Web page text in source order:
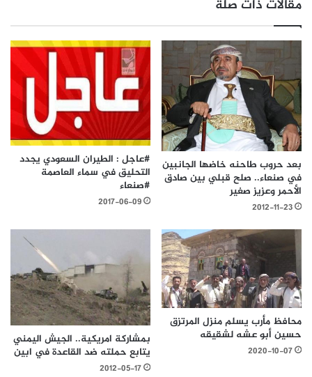
مقالات ذات صلة
بعد حروب طاحنه خاضها الجانبين
في صنعاء.. صلح قبلي بين صادق
الأحمر وعزيز صغير
2012-11-23
#عاجل : الطيران السعودي يجدد
التحليق في سماء العاصمة
#صنعاء
2017-06-09
محافظ مأرب يسلم منزل المرتزق
حسين أبو عشه لشقيقه
2020-10-07
بمشاركة امريكية.. الجيش اليمني
يتابع حملته ضد القاعدة في ابين
2012-05-17